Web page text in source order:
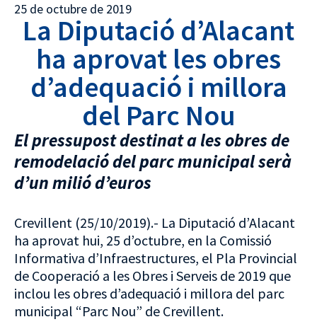
25 de octubre de 2019
La Diputació d’Alacant
ha aprovat les obres
d’adequació i millora
del Parc Nou
El pressupost destinat a les obres de
remodelació del parc municipal serà
d’un milió d’euros
Crevillent (25/10/2019).- La Diputació d’Alacant
ha aprovat hui, 25 d’octubre, en la Comissió
Informativa d’Infraestructures, el Pla Provincial
de Cooperació a les Obres i Serveis de 2019 que
inclou les obres d’adequació i millora del parc
municipal “Parc Nou” de Crevillent.